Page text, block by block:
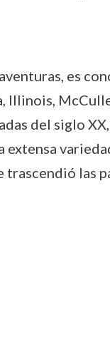
es
Illinois,
del siglo
las